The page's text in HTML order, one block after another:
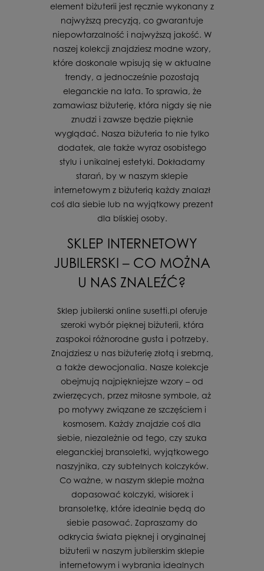
element biżuterii jest ręcznie wykonany z
najwyższą precyzją, co gwarantuje
niepowtarzalność i najwyższą jakość. W
naszej kolekcji znajdziesz modne wzory,
które doskonale wpisują się w aktualne
trendy, a jednocześnie pozostają
eleganckie na lata. To sprawia, że
zamawiasz biżuterię, która nigdy się nie
znudzi i zawsze będzie pięknie
wyglądać. Nasza biżuteria to nie tylko
dodatek, ale także wyraz osobistego
stylu i unikalnej estetyki. Dokładamy
starań, by w naszym sklepie
internetowym z biżuterią każdy znalazł
coś dla siebie lub na wyjątkowy prezent
dla bliskiej osoby.
SKLEP INTERNETOWY
JUBILERSKI – CO MOŻNA
U NAS ZNALEŹĆ?
Sklep jubilerski online susetti.pl oferuje
szeroki wybór pięknej biżuterii, która
zaspokoi różnorodne gusta i potrzeby.
Znajdziesz u nas biżuterię złotą i srebrną,
a także dewocjonalia. Nasze kolekcje
obejmują najpiękniejsze wzory – od
zwierzęcych, przez miłosne symbole, aż
po motywy związane ze szczęściem i
kosmosem. Każdy znajdzie coś dla
siebie, niezależnie od tego, czy szuka
eleganckiej bransoletki, wyjątkowego
naszyjnika, czy subtelnych kolczyków.
Co ważne, w naszym sklepie można
dopasować kolczyki, wisiorek i
bransoletkę, które idealnie będą do
siebie pasować. Zapraszamy do
odkrycia świata pięknej i oryginalnej
biżuterii w naszym jubilerskim sklepie
internetowym i wybrania idealnych